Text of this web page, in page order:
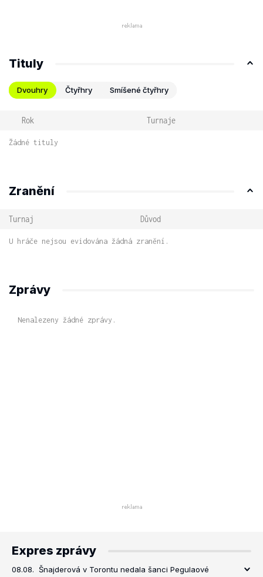
Tituly
Dvouhry Čtyřhry Smíšené čtyřhry
Rok Turnaje
Žádné tituly
Zranění
Turnaj Důvod
U hráče nejsou evidována žádná zranění.
Zprávy
Nenalezeny žádné zprávy.
Expres zprávy
08.08. Šnajderová v Torontu nedala šanci Pegulaové